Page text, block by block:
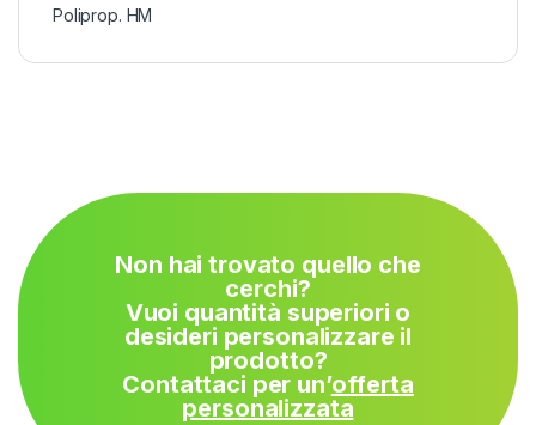
Poliprop. HM
Non hai trovato quello che
cerchi?
Vuoi quantità superiori o
desideri personalizzare il
prodotto?
Contattaci per un’offerta
personalizzata